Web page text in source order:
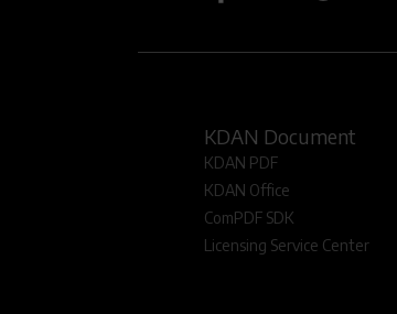
KDAN Document
KDAN PDF
KDAN Office
ComPDF SDK
Licensing Service Center